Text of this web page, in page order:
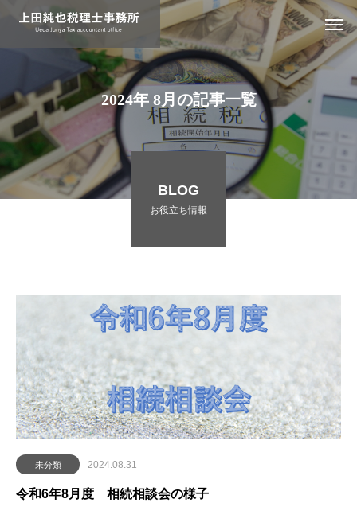
2024年 8月 の記事一覧
BLOG
お役立ち情報
未分類 2024.08.31
令和6年8月度 相続相談会の様子